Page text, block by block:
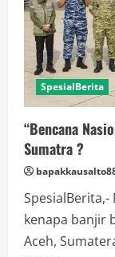
SpesialBerita
“Bencana
Sumatra ?
kenapa banjir
Aceh,